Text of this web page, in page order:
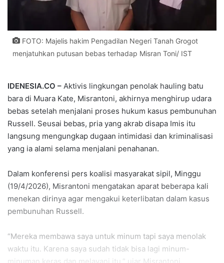
FOTO: Majelis hakim Pengadilan Negeri Tanah Grogot
menjatuhkan putusan bebas terhadap Misran Toni/ IST
IDENESIA.CO – Aktivis lingkungan penolak hauling batu
bara di Muara Kate, Misrantoni, akhirnya menghirup udara
bebas setelah menjalani proses hukum kasus pembunuhan
Russell. Seusai bebas, pria yang akrab disapa Imis itu
langsung mengungkap dugaan intimidasi dan kriminalisasi
yang ia alami selama menjalani penahanan.
Dalam konferensi pers koalisi masyarakat sipil, Minggu
(19/4/2026), Misrantoni mengatakan aparat beberapa kali
menekan dirinya agar mengakui keterlibatan dalam kasus
pembunuhan Russell.
“Mereka membawa saya untuk minum tapi saya menolak
waktu itu. Karena saya sudah tidak bisa lagi minum-